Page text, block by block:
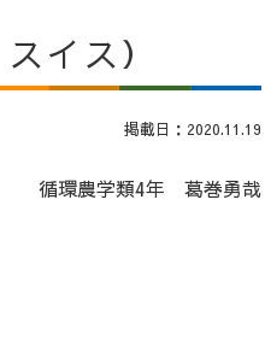
イス）
掲載日：2020.11.19
循環農学類4年 葛巻勇哉